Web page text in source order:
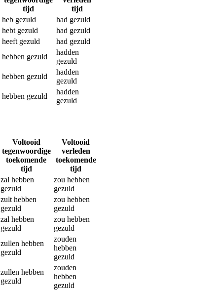
tijd
tijd
heb gezuld
had gezuld
hebt gezuld
had gezuld
heeft gezuld
had gezuld
hebben gezuld
hadden
gezuld
hebben gezuld
hadden
gezuld
hebben gezuld
hadden
gezuld
Voltooid
tegenwoordige
toekomende
tijd
Voltooid
verleden
toekomende
tijd
zal hebben
gezuld
zou hebben
gezuld
zult hebben
gezuld
zou hebben
gezuld
zal hebben
gezuld
zou hebben
gezuld
zullen hebben
gezuld
zouden
hebben
gezuld
zullen hebben
gezuld
zouden
hebben
gezuld